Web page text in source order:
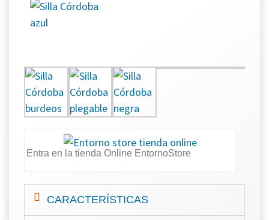
Entra en la tienda Online EntornoStore
CARACTERÍSTICAS